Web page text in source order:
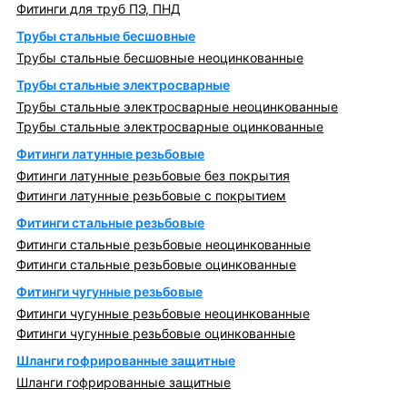
Фитинги для труб ПЭ, ПНД
Трубы стальные бесшовные
Трубы стальные бесшовные неоцинкованные
Трубы стальные электросварные
Трубы стальные электросварные неоцинкованные
Трубы стальные электросварные оцинкованные
Фитинги латунные резьбовые
Фитинги латунные резьбовые без покрытия
Фитинги латунные резьбовые с покрытием
Фитинги стальные резьбовые
Фитинги стальные резьбовые неоцинкованные
Фитинги стальные резьбовые оцинкованные
Фитинги чугунные резьбовые
Фитинги чугунные резьбовые неоцинкованные
Фитинги чугунные резьбовые оцинкованные
Шланги гофрированные защитные
Шланги гофрированные защитные